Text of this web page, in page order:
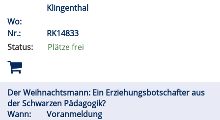
Klingenthal
Wo:
Nr.:
RK14833
Status:
Plätze frei
Der Weihnachtsmann: Ein Erziehungsbotschafter aus
der Schwarzen Pädagogik?
Wann:
Voranmeldung